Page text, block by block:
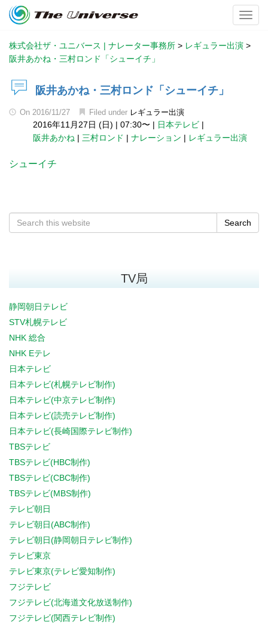
株式会社ザ・ユニバース | ナレーター事務所 > レギュラー出演 >
阪井あかね・三村ロンド「シューイチ」
阪井あかね・三村ロンド「シューイチ」
On 2016/11/27 Filed under レギュラー出演
2016年11月27日 (日) | 07:30〜 | 日本テレビ |
阪井あかね | 三村ロンド | ナレーション | レギュラー出演
シューイチ
Search
TV局
静岡朝日テレビ
STV札幌テレビ
NHK 総合
NHK Eテレ
日本テレビ
日本テレビ(札幌テレビ制作)
日本テレビ(中京テレビ制作)
日本テレビ(読売テレビ制作)
日本テレビ(長崎国際テレビ制作)
TBSテレビ
TBSテレビ(HBC制作)
TBSテレビ(CBC制作)
TBSテレビ(MBS制作)
テレビ朝日
テレビ朝日(ABC制作)
テレビ朝日(静岡朝日テレビ制作)
テレビ東京
テレビ東京(テレビ愛知制作)
フジテレビ
フジテレビ(北海道文化放送制作)
フジテレビ(関西テレビ制作)